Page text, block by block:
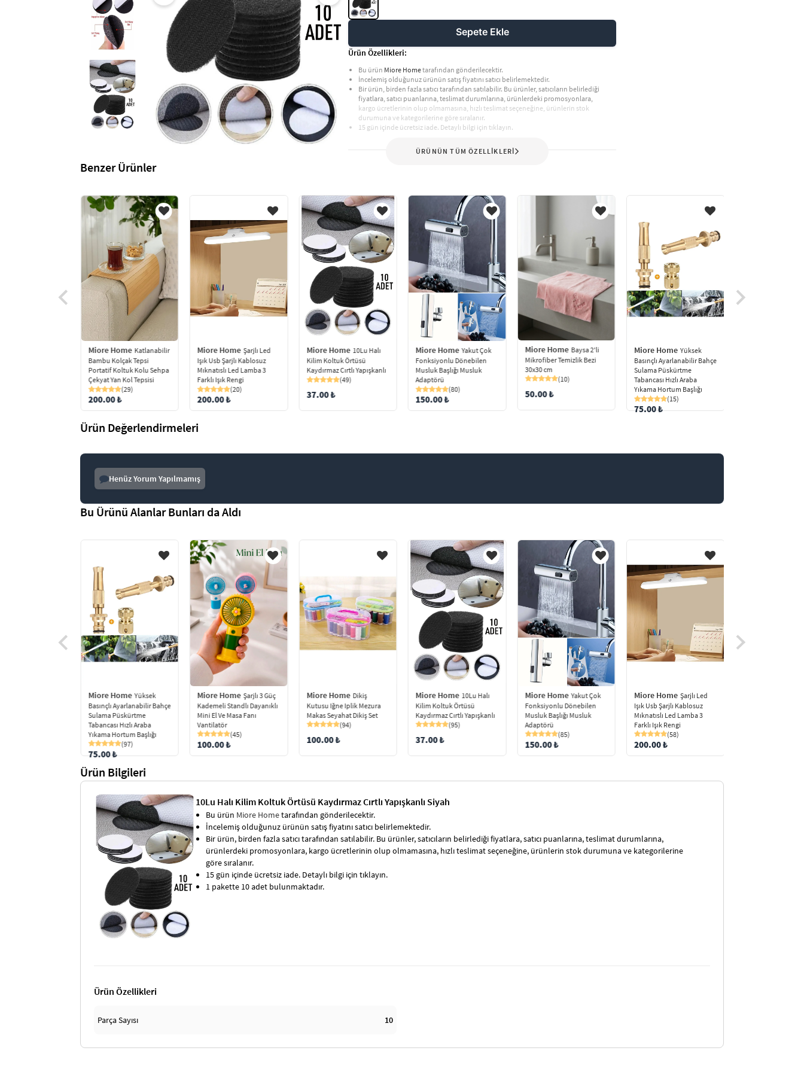
Sepete Ekle
Ürün Özellikleri:
Bu ürün Miore Hometarafından gönderilecektir.
İncelemiş olduğunuz ürünün satış fiyatını satıcı belirlemektedir.
Bir ürün, birden fazla satıcı tarafından satılabilir. Bu ürünler, satıcıların belirlediği
fiyatlara, satıcı puanlarına, teslimat durumlarına, ürünlerdeki promosyonlara,
kargo ücretlerinin olup olmamasına, hızlı teslimat seçeneğine, ürünlerin stok
durumuna ve kategorilerine göre sıralanır.
15 gün içinde ücretsiz iade. Detaylı bilgi için tıklayın.
ÜRÜNÜN TÜM ÖZELLİKLERİ
Benzer Ürünler
Miore Home Katlanabilir
Bambu Kolçak Tepsi
Portatif Koltuk Kolu Sehpa
Çekyat Yan Kol Tepsisi
(29)
200.00 ₺
Miore Home Şarjlı Led
Işık Usb Şarjlı Kablosuz
Mıknatıslı Led Lamba 3
Farklı Işık Rengi
(20)
200.00 ₺
Miore Home 10Lu Halı
Kilim Koltuk Örtüsü
Kaydırmaz Cırtlı Yapışkanlı
(49)
37.00 ₺
Miore Home Yakut Çok
Fonksiyonlu Dönebilen
Musluk Başlığı Musluk
Adaptörü
(80)
150.00 ₺
Miore Home Baysa 2'li
Mikrofiber Temizlik Bezi
30x30 cm
(10)
50.00 ₺
Miore Home Yüksek
Basınçlı Ayarlanabilir Bahçe
Sulama Püskürtme
Tabancası Hızlı Araba
Yıkama Hortum Başlığı
(15)
75.00 ₺
Ürün Değerlendirmeleri
Henüz Yorum Yapılmamış
Bu Ürünü Alanlar Bunları da Aldı
Miore Home Yüksek
Basınçlı Ayarlanabilir Bahçe
Sulama Püskürtme
Tabancası Hızlı Araba
Yıkama Hortum Başlığı
(97)
75.00 ₺
Miore Home Şarjlı 3 Güç
Kademeli Standlı Dayanıklı
Mini El Ve Masa Fanı
Vantilatör
(45)
100.00 ₺
Miore Home Dikiş
Kutusu Iğne Iplik Mezura
Makas Seyahat Dikiş Set
(94)
100.00 ₺
Miore Home 10Lu Halı
Kilim Koltuk Örtüsü
Kaydırmaz Cırtlı Yapışkanlı
(95)
37.00 ₺
Miore Home Yakut Çok
Fonksiyonlu Dönebilen
Musluk Başlığı Musluk
Adaptörü
(85)
150.00 ₺
Miore Home Şarjlı Led
Işık Usb Şarjlı Kablosuz
Mıknatıslı Led Lamba 3
Farklı Işık Rengi
(58)
200.00 ₺
Ürün Bilgileri
10Lu Halı Kilim Koltuk Örtüsü Kaydırmaz Cırtlı Yapışkanlı Siyah
Bu ürün Miore Hometarafından gönderilecektir.
İncelemiş olduğunuz ürünün satış fiyatını satıcı belirlemektedir.
Bir ürün, birden fazla satıcı tarafından satılabilir. Bu ürünler, satıcıların belirlediği fiyatlara, satıcı puanlarına, teslimat durumlarına,
ürünlerdeki promosyonlara, kargo ücretlerinin olup olmamasına, hızlı teslimat seçeneğine, ürünlerin stok durumuna ve kategorilerine
göre sıralanır.
15 gün içinde ücretsiz iade. Detaylı bilgi için tıklayın.
1 pakette 10 adet bulunmaktadır.
Ürün Özellikleri
Parça Sayısı 10